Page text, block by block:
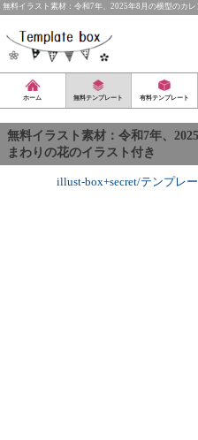
無料イラスト素材：令和7年、2025年8月の横型のカ
ホーム 無料テンプレート 有料テンプレート
無料イラスト素材：令和7年、
まわりの花のイラスト付き
illust-box+secret/テンプレー